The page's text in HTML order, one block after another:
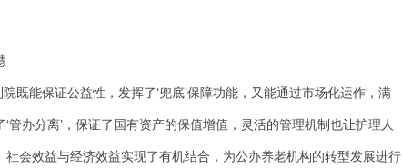
院既能保证公益性，发挥了‘兜底’保障功能，又能通过市场化运作，满
管办分离’，保证了国有资产的保值增值，灵活的管理机制也让护理人
社会效益与经济效益实现了有机结合，为公办养老机构的转型发展进行